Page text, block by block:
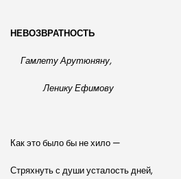
НЕВОЗВРАТНОСТЬ
Гамлету Арутюняну,
Ленику Ефимову
Как это было бы не хило —
Стряхнуть с души усталость дней,